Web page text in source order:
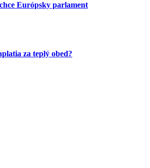
Európsky parlament
za teplý obed?